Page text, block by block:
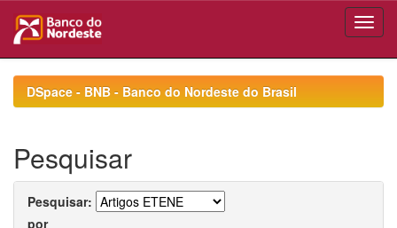
navigationDSpace - BNB - Banco do Nordeste do Brasil
Pesquisar
Pesquisar:
por